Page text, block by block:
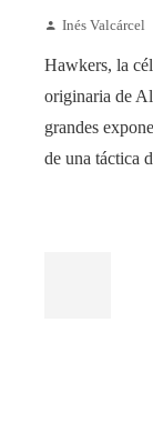
Inés Valcárcel
Hawkers, la
originaria de
grandes
de una táctica